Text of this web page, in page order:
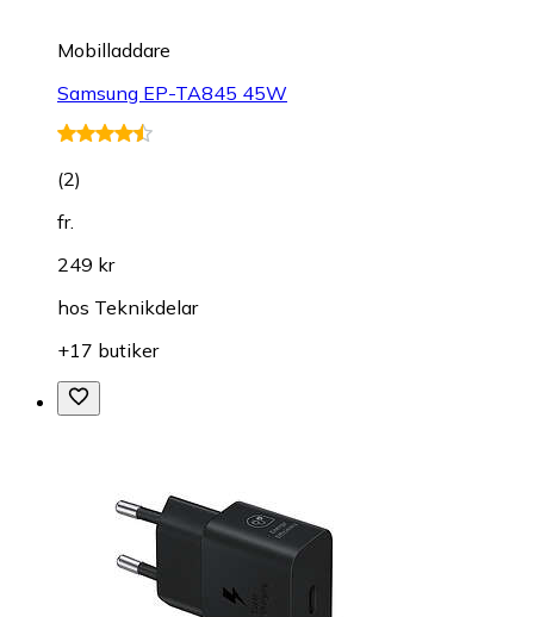
Mobilladdare
Samsung EP-TA845 45W
(2)
fr.
249 kr
hos Teknikdelar
+17 butiker